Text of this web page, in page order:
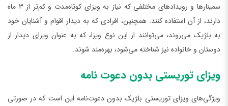
سمینارها و رویدادهای مختلفی که نیاز به ویزای کوتاه‌مدت و کم‌تر از ۳ ماه
دارند، از آن استفاده کنند. همچنین، افرادی که به دیدار اقوام و آشنایان خود
به بلژیک می‌روند، می‌توانند از این نوع ویزا، که به عنوان ویزای دیدار از
دوستان و خانواده نیز شناخته می‌شود، بهره‌مند شوند.
ویزای توریستی بدون دعوت‌ نامه
ویژگی‌های ویزای توریستی بلژیک بدون دعوت‌نامه این است که در صورتی